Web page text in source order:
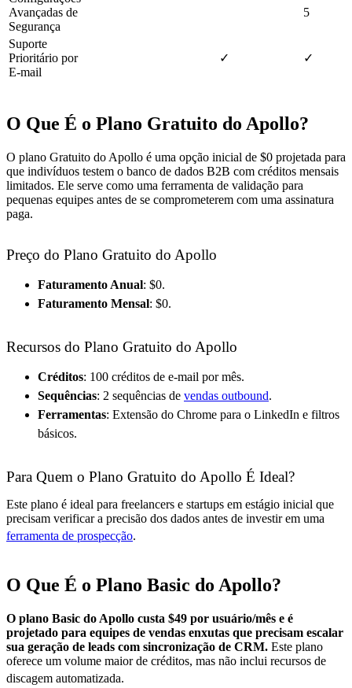
Avançadas de
Segurança
5
Suporte
Prioritário por
E-mail
✓ ✓
O Que É o Plano Gratuito do Apollo?
O plano Gratuito do Apollo é uma opção inicial de $0 projetada para
que indivíduos testem o banco de dados B2B com créditos mensais
limitados. Ele serve como uma ferramenta de validação para
pequenas equipes antes de se comprometerem com uma assinatura
paga.
Preço do Plano Gratuito do Apollo
Faturamento Anual: $0.
Faturamento Mensal: $0.
Recursos do Plano Gratuito do Apollo
Créditos: 100 créditos de e-mail por mês.
Sequências: 2 sequências de vendas outbound.
Ferramentas: Extensão do Chrome para o LinkedIn e filtros
básicos.
Para Quem o Plano Gratuito do Apollo É Ideal?
Este plano é ideal para freelancers e startups em estágio inicial que
precisam verificar a precisão dos dados antes de investir em uma
ferramenta de prospecção.
O Que É o Plano Basic do Apollo?
O plano Basic do Apollo custa $49 por usuário/mês e é
projetado para equipes de vendas enxutas que precisam escalar
sua geração de leads com sincronização de CRM. Este plano
oferece um volume maior de créditos, mas não inclui recursos de
discagem automatizada.